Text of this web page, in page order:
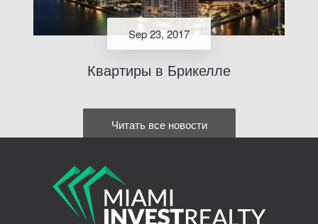
Sep 23, 2017
Квартиры в Брикелле
Читать все новости